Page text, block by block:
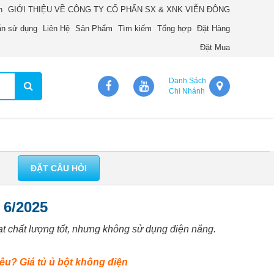
GIỚI THIỆU VỀ CÔNG TY CỔ PHẨN SX & XNK VIỄN ĐÔNG
sử dụng Liên Hệ Sản Phẩm Tìm kiếm Tổng hợp Đặt Hàng
Đặt Mua
Danh Sách
Chi Nhánh
ĐẶT CÂU HỎI
2025
chất lượng tốt, nhưng không sử dụng điện năng.
Giá tủ ủ bột không điện